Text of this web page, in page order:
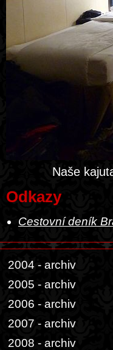
Naše
Odkazy
Cestovní deník
2004 - archiv
2005 - archiv
2006 - archiv
2007 - archiv
2008 - archiv